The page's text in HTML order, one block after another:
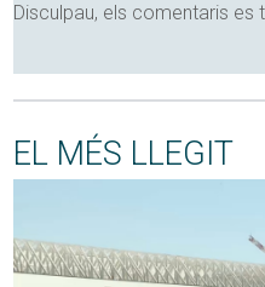
Disculpau, els comentaris es
EL MÉS LLEGIT